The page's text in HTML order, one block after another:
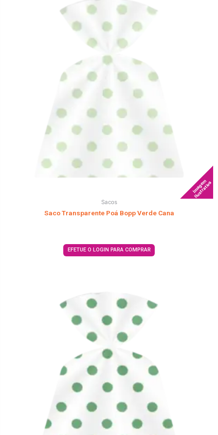
Imagem
Ilustrativa
Sacos
Saco Transparente Poá Bopp Verde Cana
EFETUE O LOGIN PARA COMPRAR